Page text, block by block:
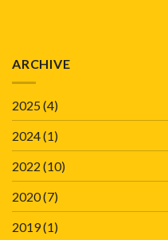
ARCHIVE
2025(4)
2024(1)
2022 (10)
2020(7)
2019(1)